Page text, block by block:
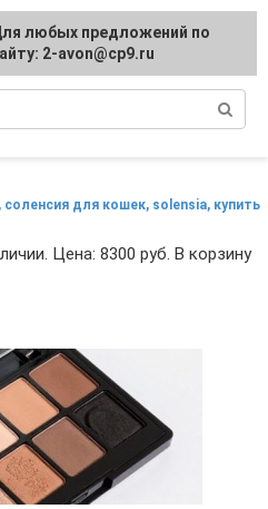
хирургия, уход
для кошек, solensia, купить
Цена: 8300 руб. В корзину
любых предложений по
2-avon@cp9.ru